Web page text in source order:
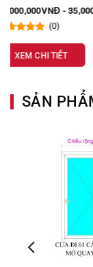
1,925,000VNĐ -
XEM CHI TIẾT
SẢN